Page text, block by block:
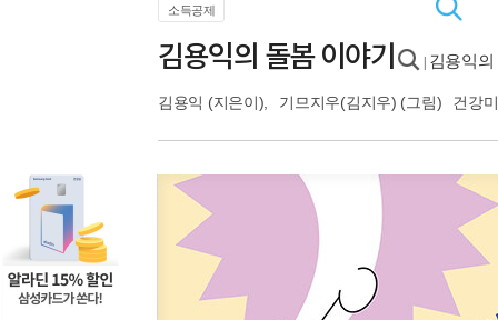
소득공제
김용익의 돌봄 이야기 김용익
김용익 (지은이), 기므지우(김지우) (그림) 건강